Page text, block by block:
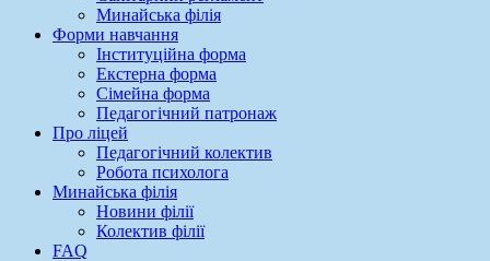
Минайська філія
Форми навчання
Інституційна форма
Екстерна форма
Сімейна форма
Педагогічний патронаж
Про ліцей
Педагогічний колектив
Робота психолога
Минайська філія
Новини філії
Колектив філії
FAQ